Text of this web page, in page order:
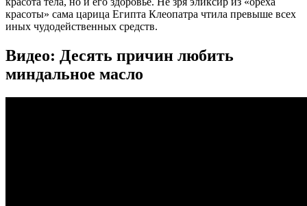
красоты» сама царица Египта Клеопатра чтила превыше всех
иных чудодейственных средств.
Видео: Десять причин любить
миндальное масло